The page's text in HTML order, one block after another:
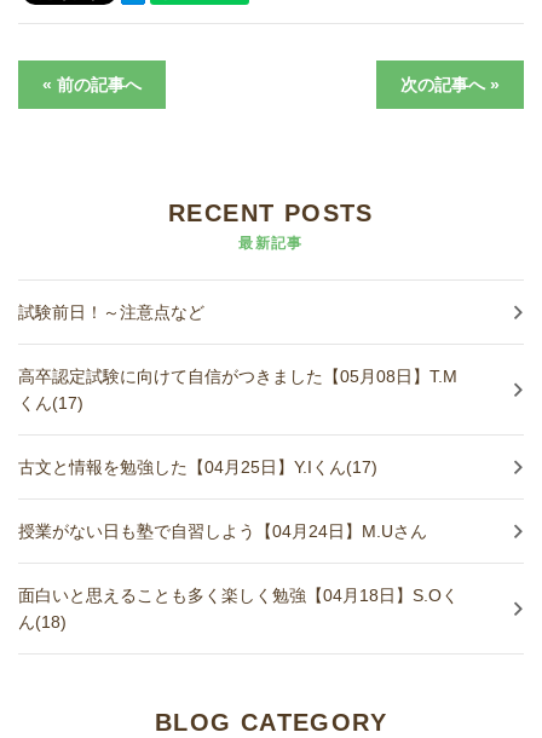
« 前の記事へ 次の記事へ »
RECENT POSTS
最新記事
試験前日！～注意点など
高卒認定試験に向けて自信がつきました【05月08日】T.M
くん(17)
古文と情報を勉強した【04月25日】Y.Iくん(17)
授業がない日も塾で自習しよう【04月24日】M.Uさん
面白いと思えることも多く楽しく勉強【04月18日】S.Oく
ん(18)
BLOG CATEGORY